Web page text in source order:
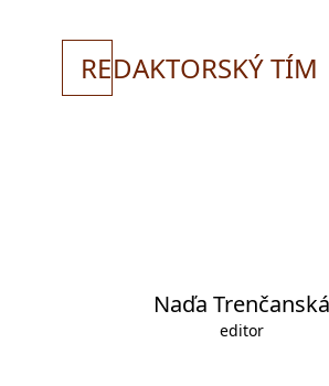
REDAKTORSKÝ TÍM
Naďa Trenčanská
editor